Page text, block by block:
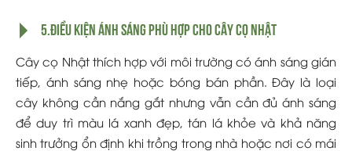
5.Điều kiện ánh sáng phù hợp cho cây cọ Nhật
Cây cọ Nhật thích hợp với môi trường có ánh sáng gián
tiếp, ánh sáng nhẹ hoặc bóng bán phần. Đây là loại
cây không cần nắng gắt nhưng vẫn cần đủ ánh sáng
để duy trì màu lá xanh đẹp, tán lá khỏe và khả năng
sinh trưởng ổn định khi trồng trong nhà hoặc nơi có mái